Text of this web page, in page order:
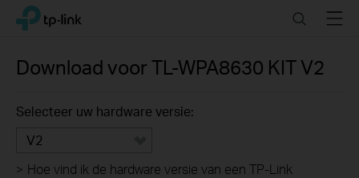
Click
navigation
TP-Link, Reliably Smart SearchMenu
Download voorTL-WPA8630 KITV2
Selecteer uw hardware versie:
V2
> Hoe vind ik de hardware versie van een TP-Link